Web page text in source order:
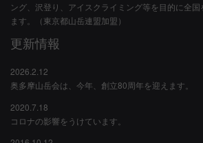
ング、沢登り、アイスクライミング等を目的に全
ます。（東京都山岳連盟加盟）
更新情報
2026.2.12
奥多摩山岳会は、今年、創立80周年を迎えます。
2020.7.18
コロナの影響をうけています。